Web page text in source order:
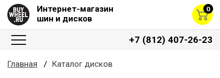
Интернет-магазин
шин и дисков
0
+7 (812) 407-26-23
Главная Каталог дисков